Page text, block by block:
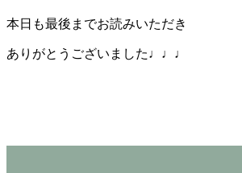
本日も最後までお読みいただき
ありがとうございました♩♩♩